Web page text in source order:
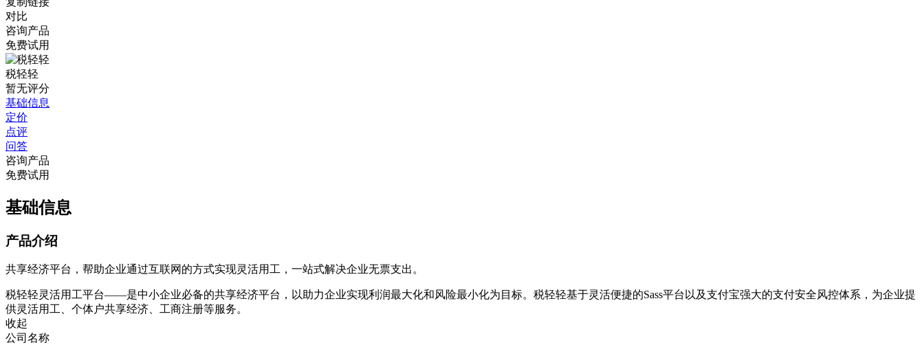
对比
咨询产品
免费试用
税轻轻
暂无评分
基础信息
定价
点评
问答
咨询产品
免费试用
基础信息
产品介绍
共享经济平台，帮助企业通过互联网的方式实现灵活用工，一站式解决企业无票支出。
税轻轻灵活用工平台——是中小企业必备的共享经济平台，以助力企业实现利润最大化和风险最小化为目标。税轻轻基于灵活便捷的Sass平台以及支付宝强大的支付安全风控体系，为企业提
供灵活用工、个体户共享经济、工商注册等服务。
收起
公司名称